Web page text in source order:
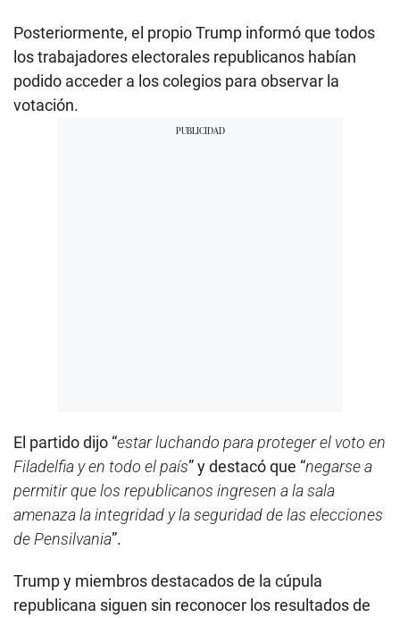
Posteriormente, el propio Trump informó que todos
los trabajadores electorales republicanos habían
podido acceder a los colegios para observar la
votación.
El partido dijo “estar luchando para proteger el voto en
Filadelfia y en todo el país” y destacó que “negarse a
permitir que los republicanos ingresen a la sala
amenaza la integridad y la seguridad de las elecciones
de Pensilvania”.
Trump y miembros destacados de la cúpula
republicana siguen sin reconocer los resultados de